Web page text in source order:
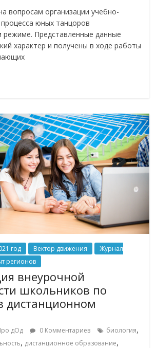
вопросам организации учебно-
юных танцоров
режиме. Представленные данные
характер и получены в ходе работы
год Вектор движения
Журнал
регионов
внеурочной
школьников по
дистанционном
дОд 0 Комментариев биология,
, дистанционное образование,